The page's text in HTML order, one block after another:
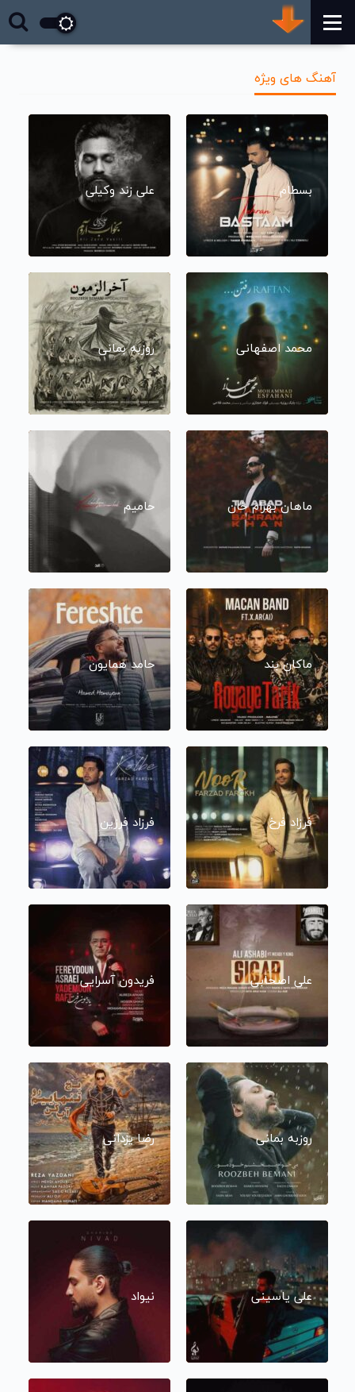
آهنگ های ویژه
بسطام علی زند وکیلی
محمد اصفهانی روزبه بمانی
ماهان بهرام خان حامیم
ماکان بند حامد همایون
فرزاد فرخ فرزاد فرزین
علی اصحابی فریدون آسرایی
روزبه بمانی رضا یزدانی
علی یاسینی نیواد